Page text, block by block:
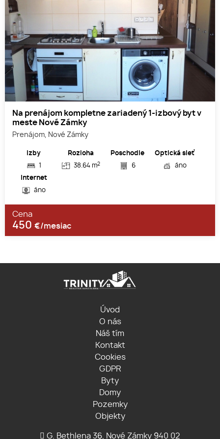
Na prenájom kompletne zariadený 1-izbový byt v
meste Nové Zámky
Prenájom, Nové Zámky
Izby
Rozloha
38.64 m2
Poschodie
6
Optická sieť
áno
Internet
áno
Cena
450 €/mesiac
Úvod
O nás
Náš tím
Kontakt
Cookies
GDPR
Byty
Domy
Pozemky
Objekty
G. Bethlena 36, Nové Zámky 940 02